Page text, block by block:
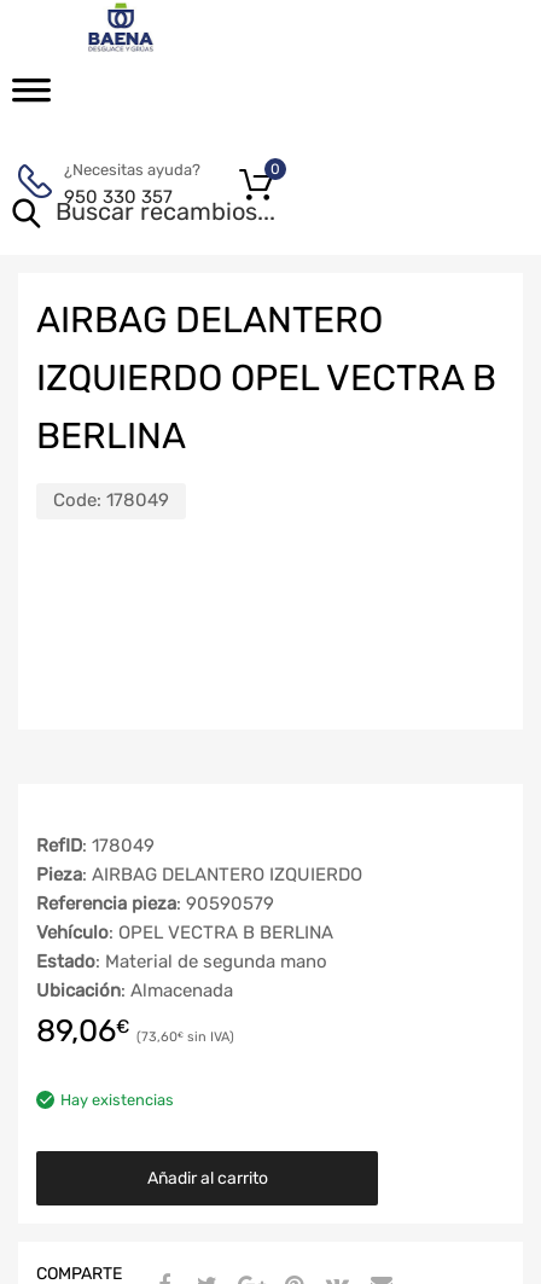
¿Necesitas ayuda?
950 330 357
0
AIRBAG DELANTERO
IZQUIERDO OPEL VECTRA B
BERLINA
Code: 178049
RefID: 178049
Pieza: AIRBAG DELANTERO IZQUIERDO
Referencia pieza: 90590579
Vehículo: OPEL VECTRA B BERLINA
Estado: Material de segunda mano
Ubicación: Almacenada
89,06€ 73,60€
Hay existencias
Añadir al carrito
COMPARTE